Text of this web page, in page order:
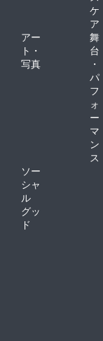
ケ
ア
アー
ト・
写真
舞
台
・
パ
フ
ォ
ー
マ
ン
ス
ソー
シャ
ル
グッ
ド